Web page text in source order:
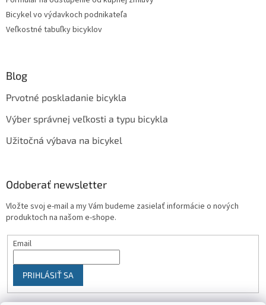
Bicykel vo výdavkoch podnikateľa
Veľkostné tabuľky bicyklov
Blog
Prvotné poskladanie bicykla
Výber správnej veľkosti a typu bicykla
Užitočná výbava na bicykel
Odoberať newsletter
Vložte svoj e-mail a my Vám budeme zasielať informácie o nových
produktoch na našom e-shope.
Email
PRIHLÁSIŤ SA